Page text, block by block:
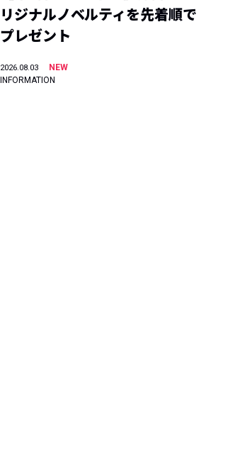
リジナルノベルティを先着順で
プレゼント
2026.08.03
NEW
INFORMATION